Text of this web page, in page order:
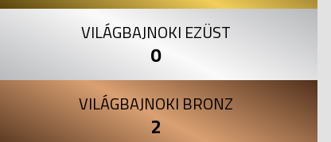
VILÁGBAJNOKI EZÜST
0
VILÁGBAJNOKI BRONZ
2